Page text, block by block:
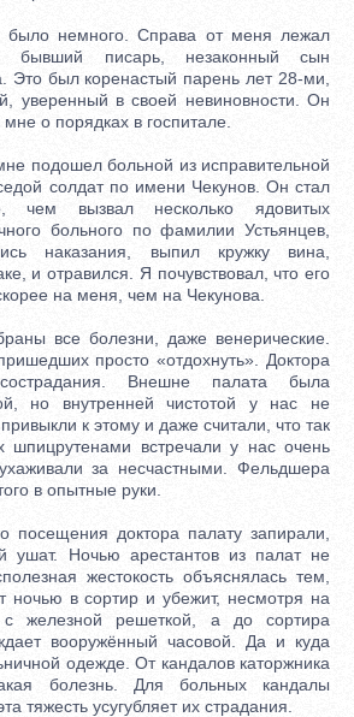
немного. Справа от меня лежал
бывший писарь, незаконный сын
Это был коренастый парень лет 28-ми,
уверенный в своей невиновности. Он
о порядках в госпитале.
подошел больной из исправительной
солдат по имени Чекунов. Он стал
чем вызвал несколько ядовитых
больного по фамилии Устьянцев,
наказания, выпил кружку вина,
и отравился. Я почувствовал, что его
на меня, чем на Чекунова.
все болезни, даже венерические.
просто «отдохнуть». Доктора
Внешне палата была
но внутренней чистотой у нас не
к этому и даже считали, что так
шпицрутенами встречали у нас очень
за несчастными. Фельдшера
в опытные руки.
доктора палату запирали,
ушат. Ночью арестантов из палат не
жестокость объяснялась тем,
ночью в сортир и убежит, несмотря на
железной решеткой, а до сортира
вооружённый часовой. Да и куда
одежде. От кандалов каторжника
болезнь. Для больных кандалы
тяжесть усугубляет их страдания.